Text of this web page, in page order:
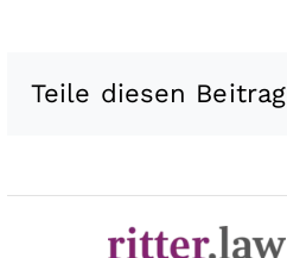
Teile diesen Beitrag